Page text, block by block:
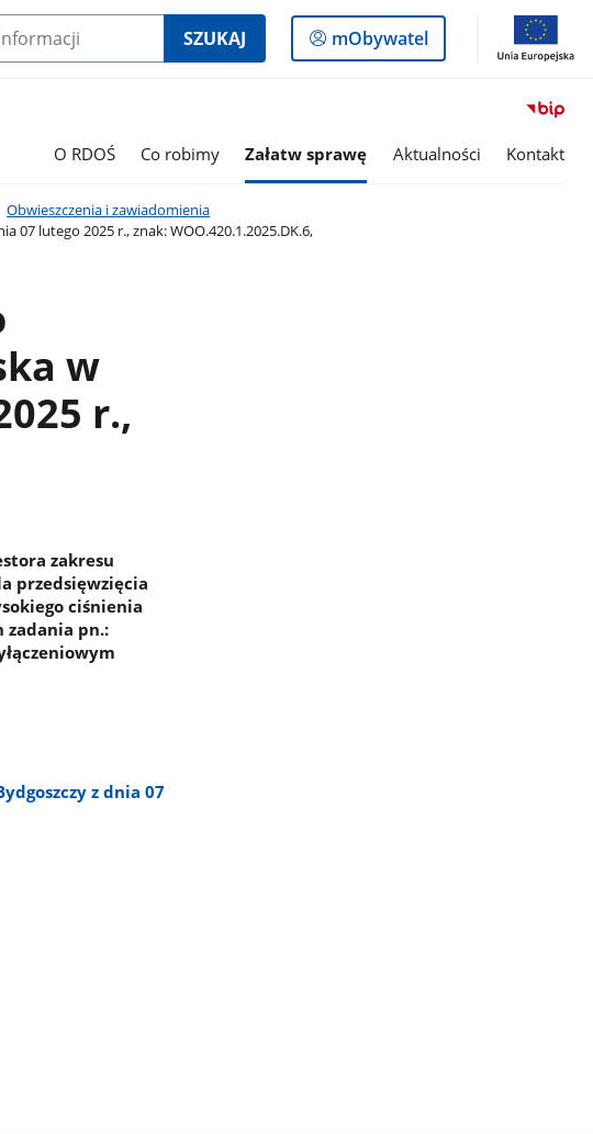
SZUKAJ
Logowanie
do
mObywatel
O RDOŚ Co robimy Załatw sprawę Aktualności Kontakt
Obwieszczenia i zawiadomienia
07 lutego 2025 r., znak: WOO.420.1.2025.DK.6,
w
r.,
zakresu
przedsięwzięcia
ciśnienia
zadania pn.:
z dnia 07